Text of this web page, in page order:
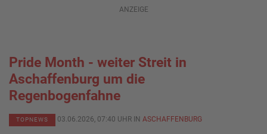
ANZEIGE
Pride Month - weiter Streit in
Aschaffenburg um die
Regenbogenfahne
TOPNEWS 03.06.2026, 07:40 UHR IN ASCHAFFENBURG